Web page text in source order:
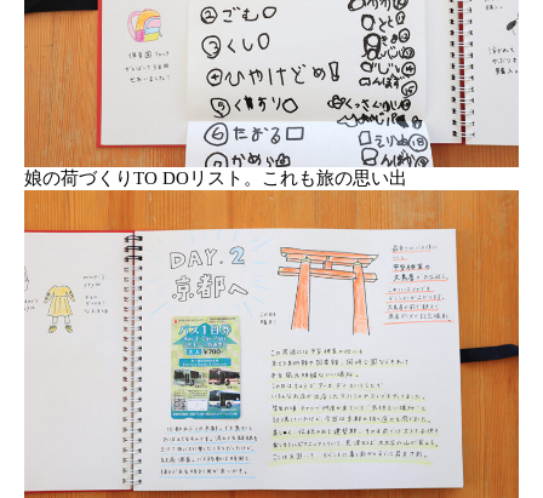
娘の荷づくりTO DOリスト。これも旅の思い出